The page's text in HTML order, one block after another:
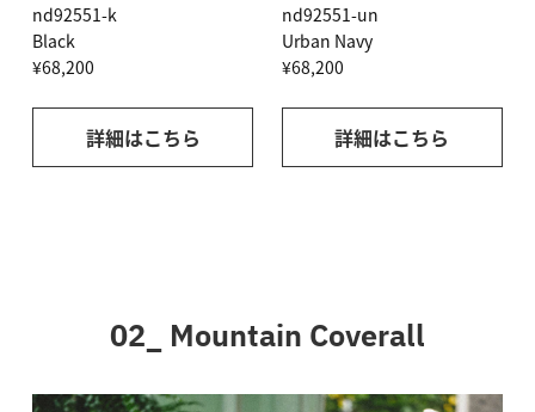
nd92551-k
Black
¥68,200
詳細はこちら
nd92551-un
Urban Navy
¥68,200
詳細はこちら
02_ Mountain Coverall